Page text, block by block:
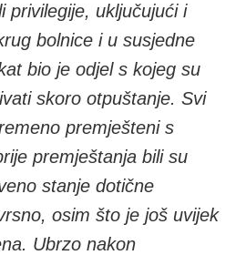
privilegije, uključujući i
bolnice i u susjedne
bio je odjel s kojeg su
skoro otpuštanje. Svi
premješteni s
premještanja bili su
stanje dotične
osim što je još uvijek
Ubrzo nakon